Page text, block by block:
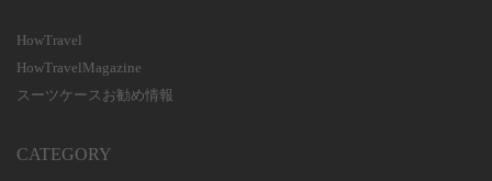
HowTravel
HowTravelMagazine
スーツケースお勧め情報
CATEGORY